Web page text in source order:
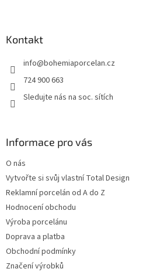
Kontakt
info@bohemiaporcelan.cz
724 900 663
Sledujte nás na soc. sítích
Informace pro vás
O nás
Vytvořte si svůj vlastní Total Design
Reklamní porcelán od A do Z
Hodnocení obchodu
Výroba porcelánu
Doprava a platba
Obchodní podmínky
Značení výrobků